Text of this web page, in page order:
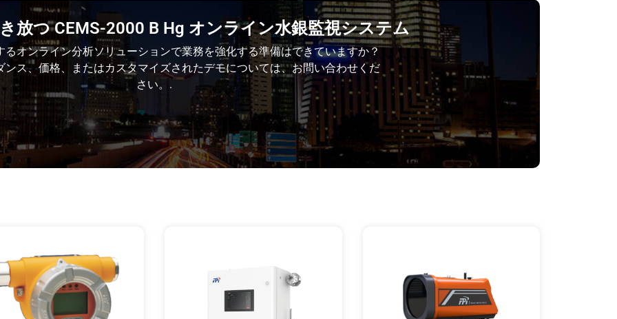
放つ CEMS-2000 B Hg オンライン水銀監視システム
るオンライン分析ソリューションで業務を強化する準備はできていますか？
ンス、価格、またはカスタマイズされたデモについては、お問い合わせくだ
さい。.